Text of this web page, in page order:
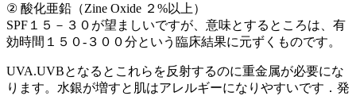
② 酸化亜鉛（Zine Oxide ２%以上）
SPF１５－３０が望ましいですが、意味とするところは、有
効時間１５０-３００分という臨床結果に元ずくものです。
UVA.UVBとなるとこれらを反射するのに重金属が必要にな
ります。水銀が増すと肌はアレルギーになりやすいです．発